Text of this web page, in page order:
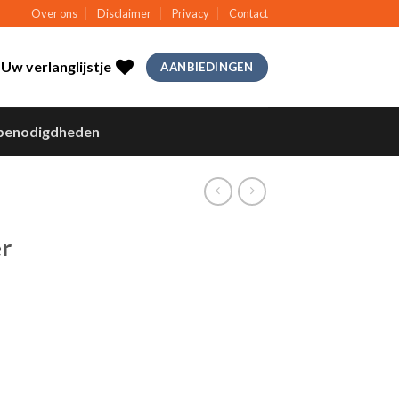
Over ons Disclaimer Privacy Contact
Uw verlanglijstje AANBIEDINGEN